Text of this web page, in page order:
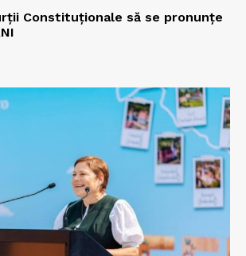
Constituționale să se pronunțe